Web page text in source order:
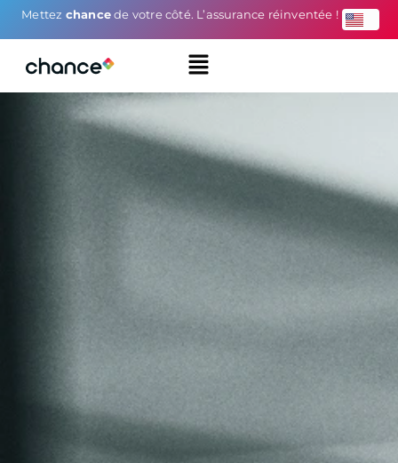
Mettez chancede votre côté. L’assurance réinventée !